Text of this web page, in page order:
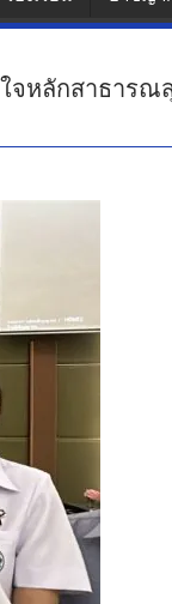
จหลักสาธารณ